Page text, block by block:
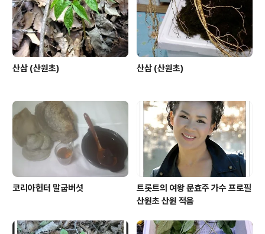
산삼 (산원초) 산삼 (산원초)
코리아헌터 말굽버섯
트롯트의 여왕 문효주 가수 프로필
산원초 산원 적음